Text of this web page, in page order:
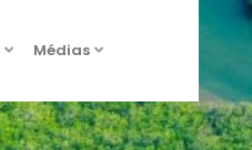
Médias